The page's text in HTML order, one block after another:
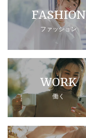
FASHION
ファッション
WORK
働く